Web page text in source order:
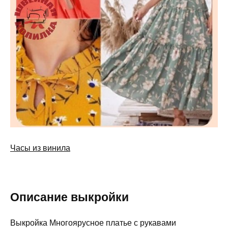
Часы из винила
Описание выкройки
Bыкpoйкa Mнoгoяpуcнoe плaтьe c pукaвaми